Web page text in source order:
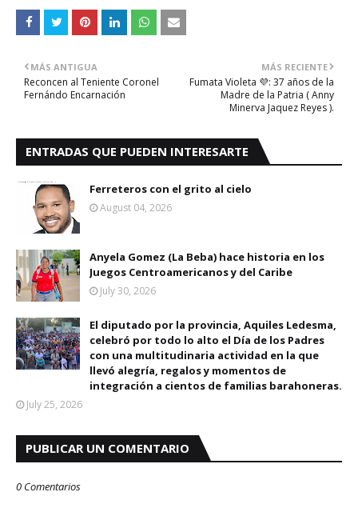
MÁS RECIENTE
Fumata Violeta 💜: 37 años de la
Madre de la Patria ( Anny
Minerva Jaquez Reyes ).
MÁS ANTIGUA
Reconcen al Teniente Coronel
Fernándo Encarnación
ENTRADAS QUE PUEDEN INTERESARTE
Ferreteros con el grito al cielo
August 04, 2026
Anyela Gomez (La Beba) hace historia en los
Juegos Centroamericanos y del Caribe
July 30, 2026
El diputado por la provincia, Aquiles Ledesma,
celebró por todo lo alto el Día de los Padres
con una multitudinaria actividad en la que
llevó alegría, regalos y momentos de
integración a cientos de familias barahoneras.
July 25, 2026
PUBLICAR UN COMENTARIO
0 Comentarios